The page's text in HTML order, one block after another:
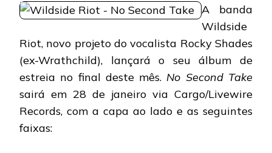
CAPA
E
DO
DE
ESTREIA
A banda
Wildside
Riot, novo projeto do vocalista Rocky Shades
(ex-Wrathchild), lançará o seu álbum de
estreia no final deste mês. No Second Take
sairá em 28 de janeiro via Cargo/Livewire
Records, com a capa ao lado e as seguintes
faixas: